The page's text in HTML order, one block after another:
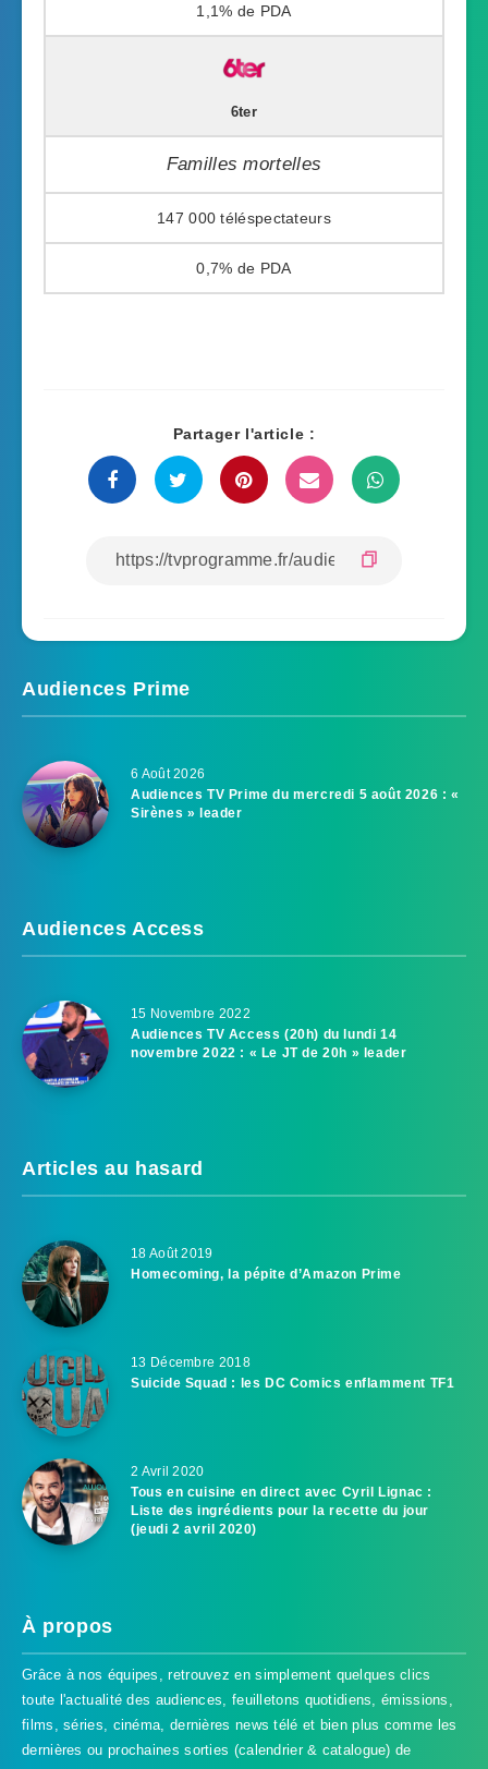
1,1%
6ter
Familles mortelles
147 000
0,7%
Partager l'article :
Audiences Prime
6 Août 2026
Audiences TV Prime du mercredi 5 août 2026 : «
Sirènes » leader
Audiences Access
15 Novembre 2022
Audiences TV Access (20h) du lundi 14
novembre 2022 : « Le JT de 20h » leader
Articles au hasard
18 Août 2019
Homecoming, la pépite d’Amazon Prime
13 Décembre 2018
Suicide Squad : les DC Comics enflamment TF1
2 Avril 2020
Tous en cuisine en direct avec Cyril Lignac :
Liste des ingrédients pour la recette du jour
(jeudi 2 avril 2020)
À propos
Grâce à nos équipes, retrouvez en simplement quelques clics
toute l'actualité des audiences, feuilletons quotidiens, émissions,
films, séries, cinéma, dernières news télé et bien plus comme les
dernières ou prochaines sorties (calendrier & catalogue) de